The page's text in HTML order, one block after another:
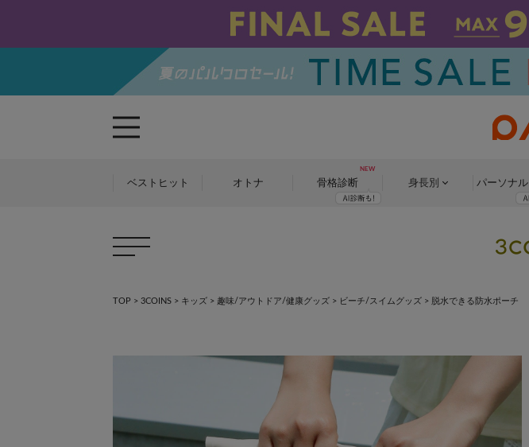
ベストヒット オトナ 骨格診断 身長別 パーソナル
TOP > 3COINS > キッズ > 趣味/アウトドア/健康グッズ > ビーチ/スイムグッズ > 脱水できる防水ポーチ